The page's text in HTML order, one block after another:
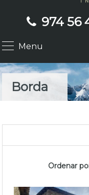
Menu
974 56
Borda
Ordenar